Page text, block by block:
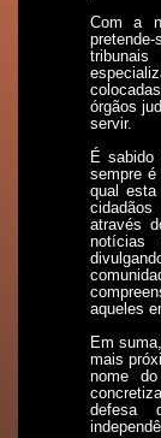
Com a
órgãos
servir.
É sabido
sempre é
qual esta
através
notícias
aqueles
Em
mais
nome
defesa